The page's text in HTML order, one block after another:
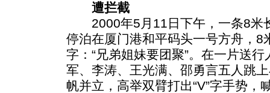
遭拦截
2000年5月11日下午，一条8米
停泊在厦门港和平码头一号方舟，8
字：“兄弟姐妹要团聚”。在一片送
军、李涛、王光满、邵勇言五人跳
帆并立，高举双臂打出“V”字手势，